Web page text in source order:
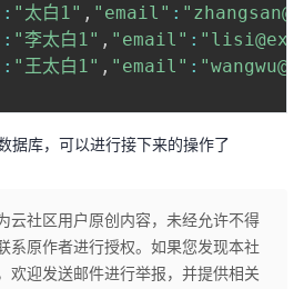
: "太白1" , "email" :
: "李太白1" , "email" :
: "王太白1" , "email" :
据库，可以进行接下来的操作了
云社区用户原创内容，未经允许不得
系原作者进行授权。如果您发现本社
欢迎发送邮件进行举报，并提供相关